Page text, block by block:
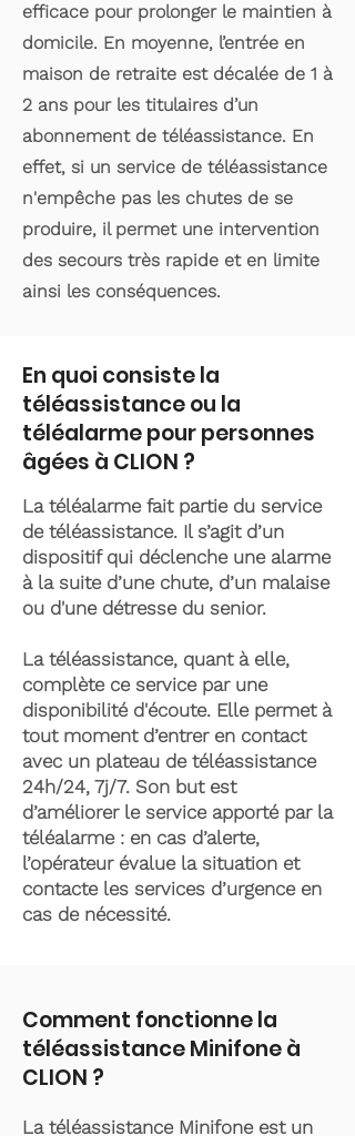
efficace pour prolonger le maintien à
domicile. En moyenne, l’entrée en
maison de retraite est décalée de 1 à
2 ans pour les titulaires d’un
abonnement de téléassistance. En
effet, si un service de téléassistance
n'empêche pas les chutes de se
produire, il permet une intervention
des secours très rapide et en limite
ainsi les conséquences.
En quoi consiste la
téléassistance ou la
téléalarme pour personnes
âgées à CLION ?
La téléalarme fait partie du service
de téléassistance. Il s’agit d’un
dispositif qui déclenche une alarme
à la suite d’une chute, d’un malaise
ou d'une détresse du senior.
La téléassistance, quant à elle,
complète ce service par une
disponibilité d'écoute. Elle permet à
tout moment d’entrer en contact
avec un plateau de téléassistance
24h/24, 7j/7. Son but est
d’améliorer le service apporté par la
téléalarme : en cas d’alerte,
l’opérateur évalue la situation et
contacte les services d’urgence en
cas de nécessité.
Comment fonctionne la
téléassistance Minifone à
CLION ?
La téléassistance Minifone est un